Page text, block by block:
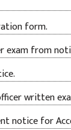
form.
exam from
written
notice for